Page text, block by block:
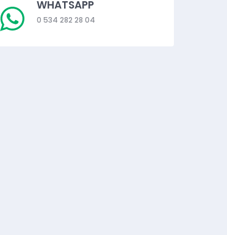
WHATSAPP
0 534 282 28 04